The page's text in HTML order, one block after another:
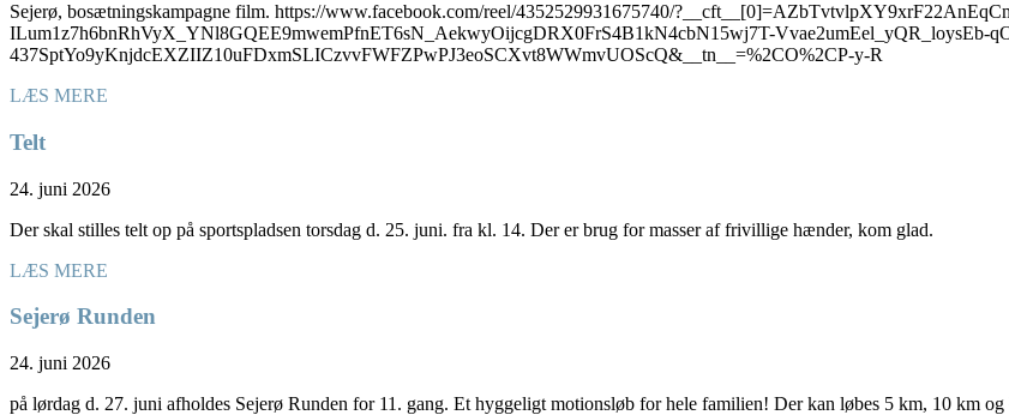
Sejerø, bosætningskampagne film. https://www.facebook.com/reel/4352529931675740/
ILum1z7h6bnRhVyX_YNl8GQEE9mwemPfnET6sN_AekwyOijcgDRX0FrS4B1kN4cbN15wj7T-Vvae2umEel_yQR_loysEb-
437SptYo9yKnjdcEXZIIZ10uFDxmSLICzvvFWFZPwPJ3eoSCXvt8WWmvUOScQ&__tn__=%2CO%2CP-y-R
LÆS MERE
Telt
24. juni 2026
Der skal stilles telt op på sportspladsen torsdag d. 25. juni. fra kl. 14. Der er brug for masser af frivillige hænder, kom glad.
LÆS MERE
Sejerø Runden
24. juni 2026
på lørdag d. 27. juni afholdes Sejerø Runden for 11. gang. Et hyggeligt motionsløb for hele familien! Der kan løbes 5 km, 10 km